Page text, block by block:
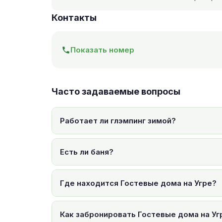
Контакты
Показать номер
Часто задаваемые вопросы
Работает ли глэмпинг зимой?
Есть ли баня?
Где находится Гостевые дома на Угре?
Как забронировать Гостевые дома на